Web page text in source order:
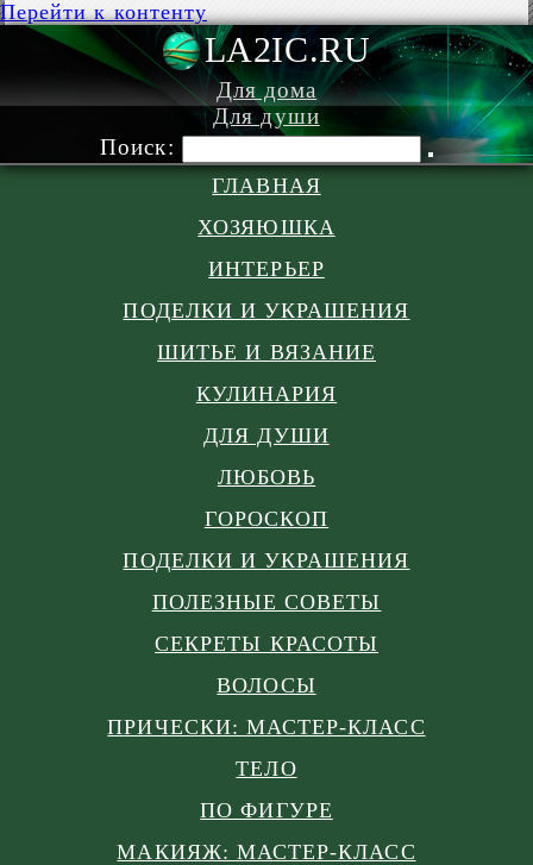
Перейти к контенту
LA2IC.RU
Для дома
Для души
Поиск:
ГЛАВНАЯ
ХОЗЯЮШКА
ИНТЕРЬЕР
ПОДЕЛКИ И УКРАШЕНИЯ
ШИТЬЕ И ВЯЗАНИЕ
КУЛИНАРИЯ
ДЛЯ ДУШИ
ЛЮБОВЬ
ГОРОСКОП
ПОДЕЛКИ И УКРАШЕНИЯ
ПОЛЕЗНЫЕ СОВЕТЫ
СЕКРЕТЫ КРАСОТЫ
ВОЛОСЫ
ПРИЧЕСКИ: МАСТЕР-КЛАСС
ТЕЛО
ПО ФИГУРЕ
МАКИЯЖ: МАСТЕР-КЛАСС